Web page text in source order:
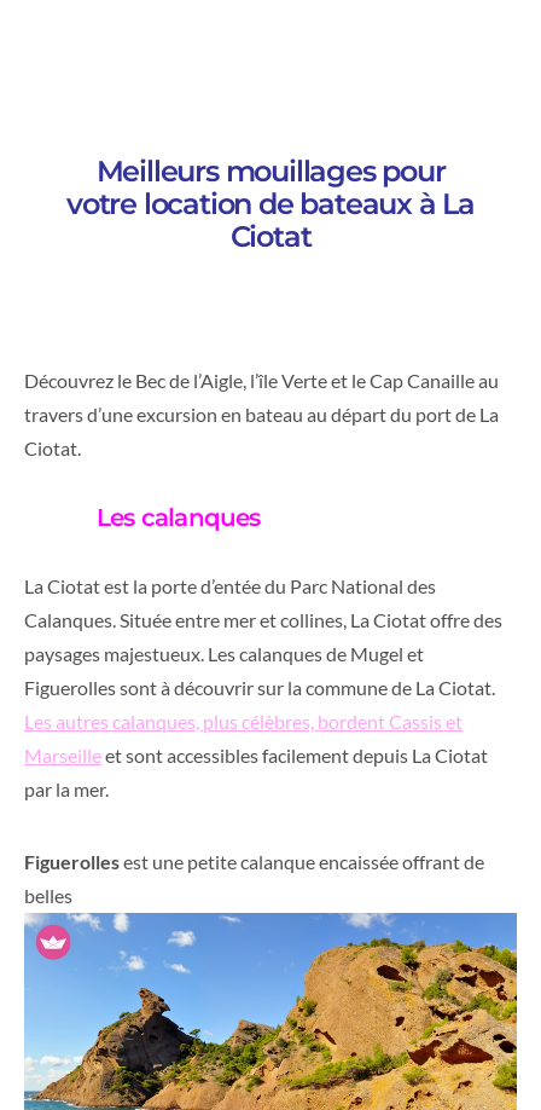
Meilleurs mouillages pour
votre location de bateaux à La
Ciotat
Découvrez le Bec de l’Aigle, l’île Verte et le Cap Canaille au
travers d’une excursion en bateau au départ du port de La
Ciotat.
Les calanques
La Ciotat est la porte d’entée du Parc National des
Calanques. Située entre mer et collines, La Ciotat offre des
paysages majestueux. Les calanques de Mugel et
Figuerolles sont à découvrir sur la commune de La Ciotat.
Les autres calanques, plus célèbres, bordent Cassis et
Marseilleet sont accessibles facilement depuis La Ciotat
par la mer.
Figuerollesest une petite calanque encaissée offrant de
belles